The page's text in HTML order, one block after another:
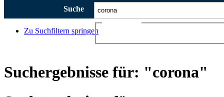
Suche
Zu Suchfiltern springen
Suchergebnisse für: "corona"